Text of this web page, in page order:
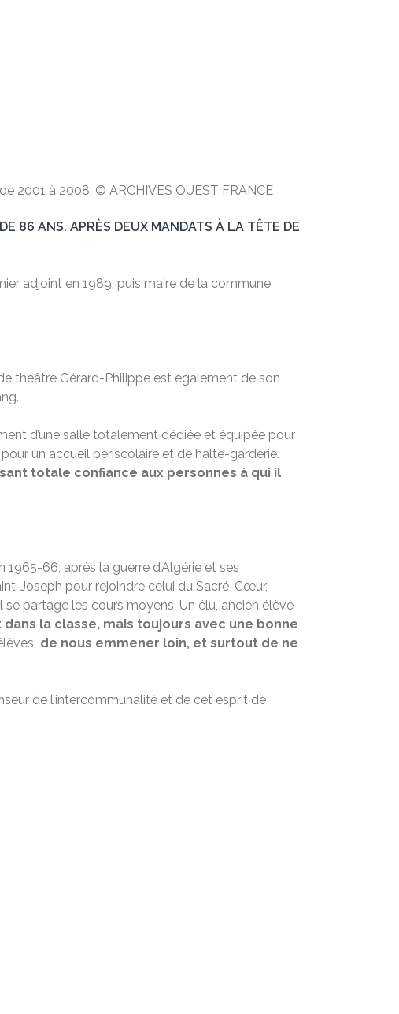
2001 à 2008. © ARCHIVES OUEST FRANCE
86 ANS. APRÈS DEUX MANDATS À LA TÊTE DE
adjoint en 1989, puis maire de la commune
théâtre Gérard-Philippe est également de son
d’une salle totalement dédiée et équipée pour
un accueil périscolaire et de halte-garderie.
totale confiance aux personnes à qui il
1965-66, après la guerre d’Algérie et ses
Joseph pour rejoindre celui du Sacré-Cœur,
partage les cours moyens. Un élu, ancien élève
la classe, mais toujours avec une bonne
de nous emmener loin, et surtout de ne
de l’intercommunalité et de cet esprit de